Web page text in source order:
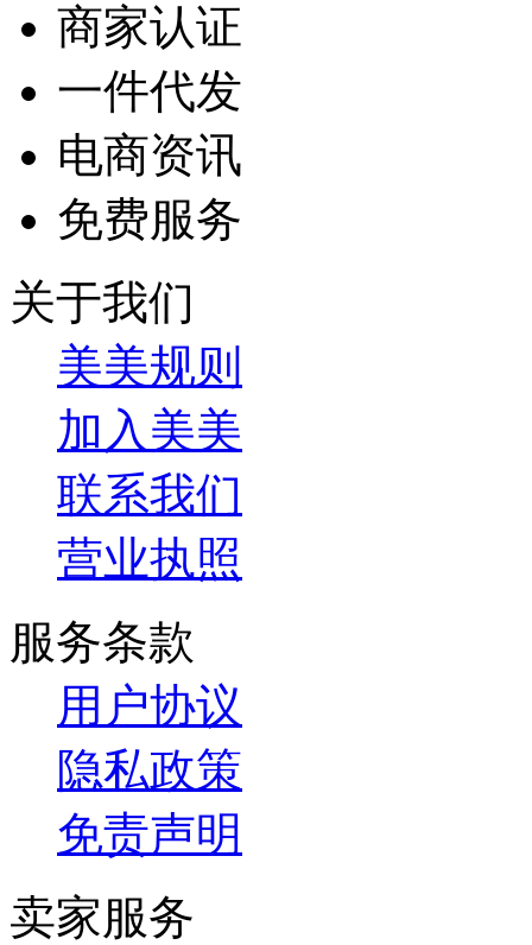
商家认证
一件代发
电商资讯
免费服务
关于我们
美美规则
加入美美
联系我们
营业执照
服务条款
用户协议
隐私政策
免责声明
卖家服务